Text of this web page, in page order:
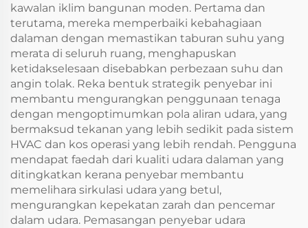
kawalan iklim bangunan moden. Pertama dan
terutama, mereka memperbaiki kebahagiaan
dalaman dengan memastikan taburan suhu yang
merata di seluruh ruang, menghapuskan
ketidakselesaan disebabkan perbezaan suhu dan
angin tolak. Reka bentuk strategik penyebar ini
membantu mengurangkan penggunaan tenaga
dengan mengoptimumkan pola aliran udara, yang
bermaksud tekanan yang lebih sedikit pada sistem
HVAC dan kos operasi yang lebih rendah. Pengguna
mendapat faedah dari kualiti udara dalaman yang
ditingkatkan kerana penyebar membantu
memelihara sirkulasi udara yang betul,
mengurangkan kepekatan zarah dan pencemar
dalam udara. Pemasangan penyebar udara